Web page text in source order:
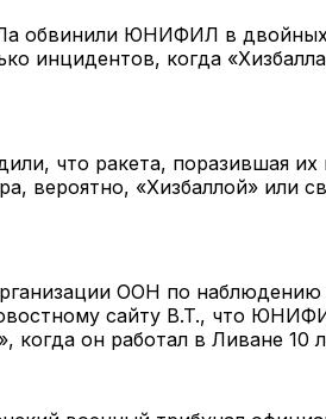
обвинили ЮНИФИЛ в двойных
инцидентов, когда
что ракета, поразившая
вероятно, «Хизбаллой» или
ООН по наблюдению
сайту B.T., что
когда он работал в Ливане 10